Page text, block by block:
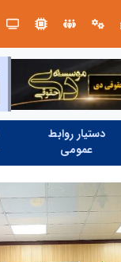
دستیار روابط
عمومی